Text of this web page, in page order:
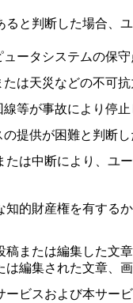
と判断した場合、
ュータシステムの保
たは天災などの不可
線等が事故により停
の提供が困難と判断
は中断により、ユ
的財産権を有する
または編集した文
編集された文章、
ビスおよび本サー